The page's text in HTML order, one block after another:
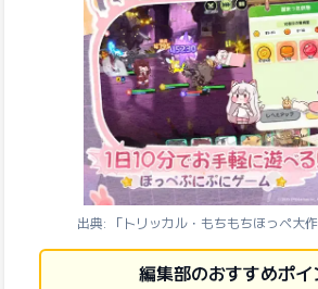
出典: 「トリッカル・もちもちほっペ大
編集部のおすすめポイ